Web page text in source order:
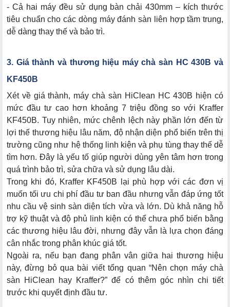
- Cả hai máy đều sử dụng bàn chải 430mm – kích thước
tiêu chuẩn cho các dòng máy đánh sàn liên hợp tầm trung,
dễ dàng thay thế và bảo trì.
3. Giá thành và thương hiệu máy chà sàn HC 430B và
KF450B
Xét về giá thành, máy chà sàn HiClean HC 430B hiện có
mức đầu tư cao hơn khoảng 7 triệu đồng so với Kraffer
KF450B. Tuy nhiên, mức chênh lệch này phần lớn đến từ
lợi thế thương hiệu lâu năm, độ nhận diện phổ biến trên thị
trường cũng như hệ thống linh kiện và phụ tùng thay thế dễ
tìm hơn. Đây là yếu tố giúp người dùng yên tâm hơn trong
quá trình bảo trì, sửa chữa và sử dụng lâu dài.
Trong khi đó, Kraffer KF450B lại phù hợp với các đơn vị
muốn tối ưu chi phí đầu tư ban đầu nhưng vẫn đáp ứng tốt
nhu cầu vệ sinh sàn diện tích vừa và lớn. Dù khả năng hỗ
trợ kỹ thuật và độ phủ linh kiện có thể chưa phổ biến bằng
các thương hiệu lâu đời, nhưng đây vẫn là lựa chọn đáng
cân nhắc trong phân khúc giá tốt.
Ngoài ra, nếu bạn đang phân vân giữa hai thương hiệu
này, đừng bỏ qua bài viết tổng quan “Nên chọn máy chà
sàn HiClean hay Kraffer?” để có thêm góc nhìn chi tiết
trước khi quyết định đầu tư.